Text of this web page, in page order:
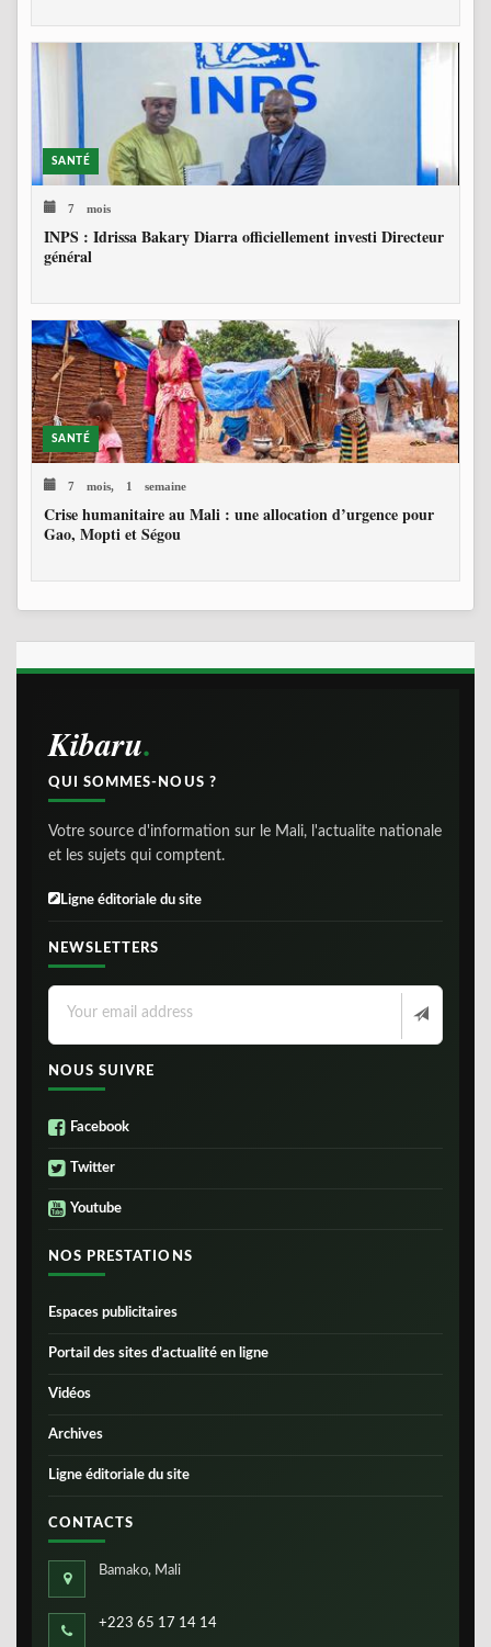
SANTÉ
7 mois
INPS : Idrissa Bakary Diarra officiellement investi Directeur
général
SANTÉ
7 mois, 1 semaine
Crise humanitaire au Mali : une allocation d’urgence pour
Gao, Mopti et Ségou
Kibaru
QUI SOMMES-NOUS ?
Votre source d'information sur le Mali, l'actualite nationale
et les sujets qui comptent.
Ligne éditoriale du site
NEWSLETTERS
NOUS SUIVRE
Facebook
Twitter
Youtube
NOS PRESTATIONS
Espaces publicitaires
Portail des sites d’actualité en ligne
Vidéos
Archives
Ligne éditoriale du site
CONTACTS
Bamako, Mali
+223 65 17 14 14